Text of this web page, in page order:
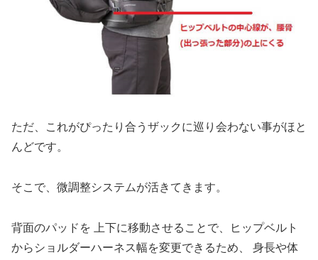
ただ、これがぴったり合うザックに巡り会わない事がほと
んどです。
そこで、微調整システムが活きてきます。
背面のパッドを 上下に移動させることで、ヒップベルト
からショルダーハーネス幅を変更できるため、 身長や体